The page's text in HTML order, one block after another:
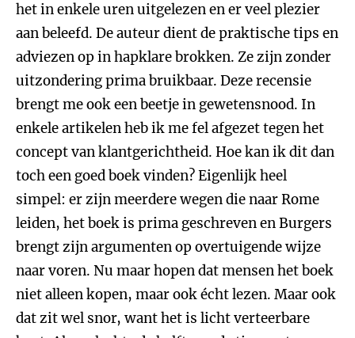
het in enkele uren uitgelezen en er veel plezier
aan beleefd. De auteur dient de praktische tips en
adviezen op in hapklare brokken. Ze zijn zonder
uitzondering prima bruikbaar. Deze recensie
brengt me ook een beetje in gewetensnood. In
enkele artikelen heb ik me fel afgezet tegen het
concept van klantgerichtheid. Hoe kan ik dit dan
toch een goed boek vinden? Eigenlijk heel
simpel: er zijn meerdere wegen die naar Rome
leiden, het boek is prima geschreven en Burgers
brengt zijn argumenten op overtuigende wijze
naar voren. Nu maar hopen dat mensen het boek
niet alleen kopen, maar ook écht lezen. Maar ook
dat zit wel snor, want het is licht verteerbare